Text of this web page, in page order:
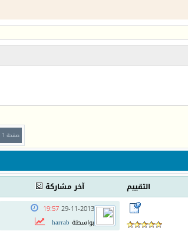
صفحة 1 من 4
التقييم
آخر مشاركة
29-11-2013
19:57
بواسطة harrab